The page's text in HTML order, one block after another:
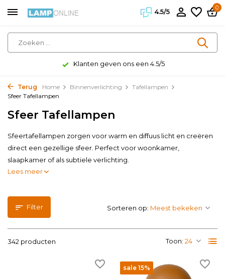
4.5/5
0
Klanten geven ons een 4.5/5
Terug Home Binnenverlichting
Tafellampen
Sfeer Tafellampen
Sfeer Tafellampen
Sfeertafellampen zorgen voor warm en diffuus licht en creëren
direct een gezellige sfeer. Perfect voor woonkamer,
slaapkamer of als subtiele verlichting.
Lees meer
Filter
342 producten Toon:
Sorteren op:
sale 15%